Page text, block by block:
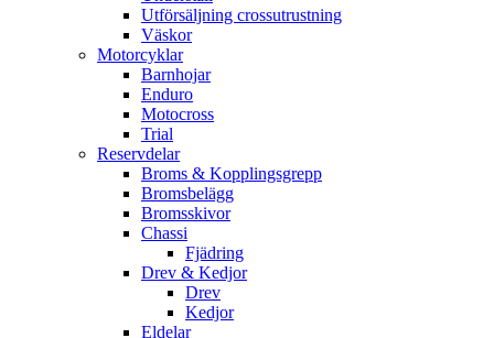
Utförsäljning crossutrustning
Väskor
Motorcyklar
Barnhojar
Enduro
Motocross
Trial
Reservdelar
Broms & Kopplingsgrepp
Bromsbelägg
Bromsskivor
Chassi
Fjädring
Drev & Kedjor
Drev
Kedjor
Eldelar